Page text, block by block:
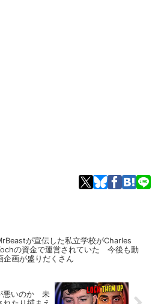
が宣伝した私立学校がCharles
の資金で運営されていた 今後も動
企画が盛りだくさん
悪いのか 未